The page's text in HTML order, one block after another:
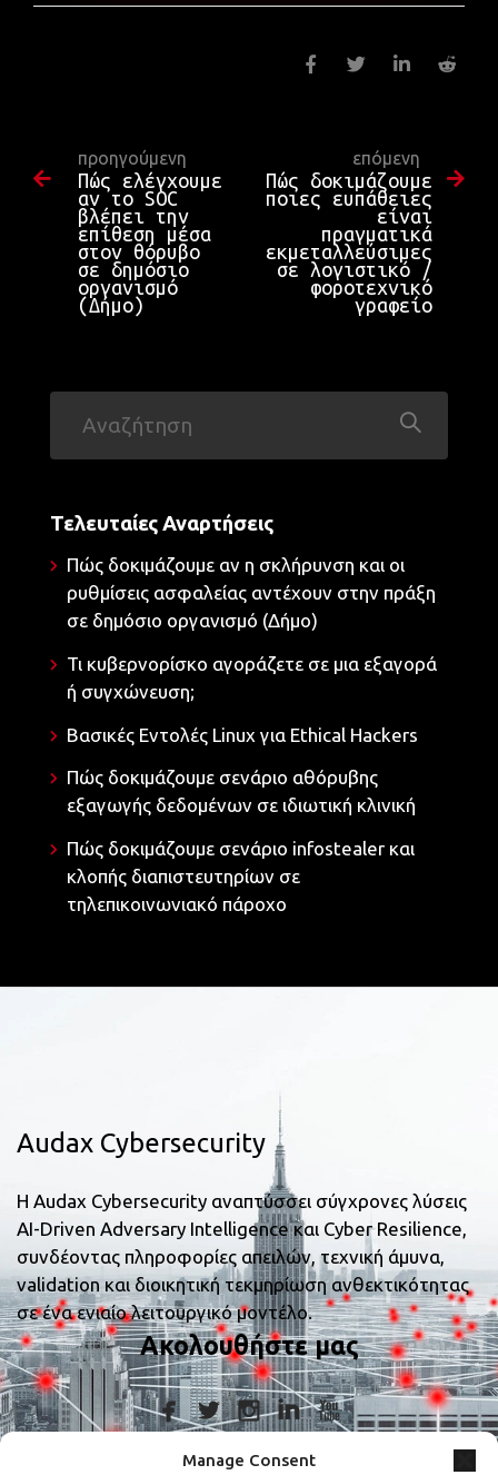
Manage Consent
προηγούμενη
Πώς ελέγχουμε
αν το SOC
βλέπει την
επίθεση μέσα
στον θόρυβο
σε δημόσιο
οργανισμό
(Δήμο)
επόμενη
Πώς δοκιμάζουμε
ποιες ευπάθειες
είναι
πραγματικά
εκμεταλλεύσιμες
σε λογιστικό /
φοροτεχνικό
γραφείο
Τελευταίες Αναρτήσεις
Πώς δοκιμάζουμε αν η σκλήρυνση και οι
ρυθμίσεις ασφαλείας αντέχουν στην πράξη
σε δημόσιο οργανισμό (Δήμο)
Τι κυβερνορίσκο αγοράζετε σε μια εξαγορά
ή συγχώνευση;
Βασικές Εντολές Linux για Ethical Hackers
Πώς δοκιμάζουμε σενάριο αθόρυβης
εξαγωγής δεδομένων σε ιδιωτική κλινική
Πώς δοκιμάζουμε σενάριο infostealer και
κλοπής διαπιστευτηρίων σε
τηλεπικοινωνιακό πάροχο
Audax Cybersecurity
Η Audax Cybersecurity αναπτύσσει σύγχρονες λύσεις
AI-Driven Adversary Intelligence και Cyber Resilience,
συνδέοντας πληροφορίες απειλών, τεχνική άμυνα,
validation και διοικητική τεκμηρίωση ανθεκτικότητας
σε ένα ενιαίο λειτουργικό μοντέλο.
Ακολουθήστε μας